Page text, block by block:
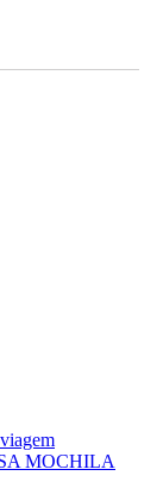
MOCHILA